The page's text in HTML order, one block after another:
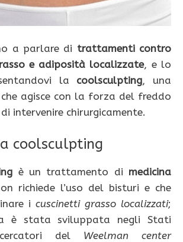
a parlare di trattamenti contro
e adiposità localizzate, e lo
la coolsculpting, una
agisce con la forza del freddo
intervenire chirurgicamente.
coolsculpting
è un trattamento di medicina
richiede l’uso del bisturi e che
i cuscinetti grasso localizzati;
è stata sviluppata negli Stati
del Weelman center